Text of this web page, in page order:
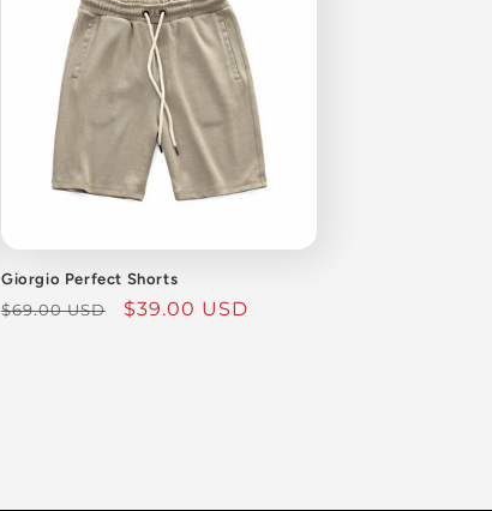
Giorgio Perfect Shorts
السعر
$69.00 USD
سعر
$39.00 USD